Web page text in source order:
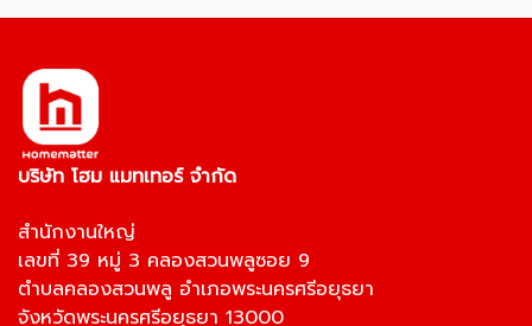
บริษัท โฮม แมทเทอร์ จำกัด
สำนักงานใหญ่
เลขที่ 39 หมู่ 3 คลองสวนพลูซอย 9
ตำบลคลองสวนพลู อำเภอพระนครศรีอยุธยา
จังหวัดพระนครศรีอยุธยา 13000